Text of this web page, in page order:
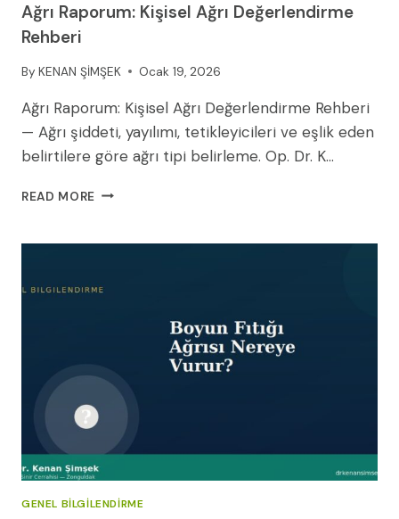
Ağrı Raporum: Kişisel Ağrı Değerlendirme
Rehberi
By KENAN ŞİMŞEK Ocak 19, 2026
Ağrı Raporum: Kişisel Ağrı Değerlendirme Rehberi
— Ağrı şiddeti, yayılımı, tetikleyicileri ve eşlik eden
belirtilere göre ağrı tipi belirleme. Op. Dr. K…
READ MORE AĞRI
AĞRI
REHBERI
GENEL BILGILENDIRME